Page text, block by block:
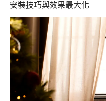
安裝技巧與效果最大化